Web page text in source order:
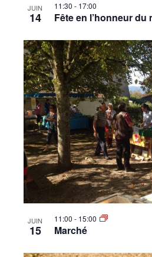
JUIN
14
11:30 - 17:00
Fête en l’honneur du
JUIN
15
11:00 - 15:00
Marché